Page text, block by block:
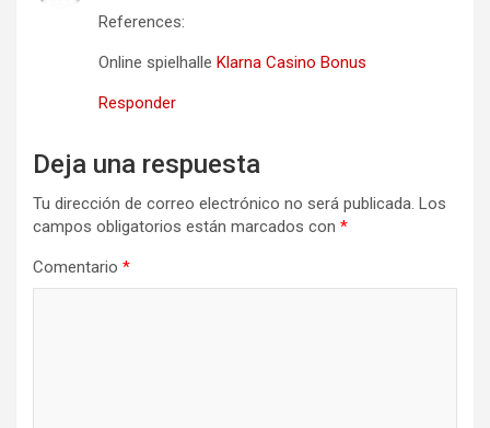
References:
Online spielhalle Klarna Casino Bonus
Responder
Deja una respuesta
Tu dirección de correo electrónico no será publicada. Los
campos obligatorios están marcados con *
Comentario *